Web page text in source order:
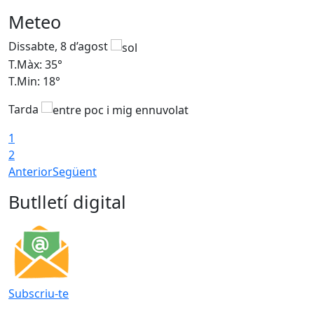
Meteo
Dissabte, 8 d’agost
T.Màx: 35°
T.Min: 18°
Tarda
1
2
AnteriorSegüent
Butlletí digital
Subscriu-te